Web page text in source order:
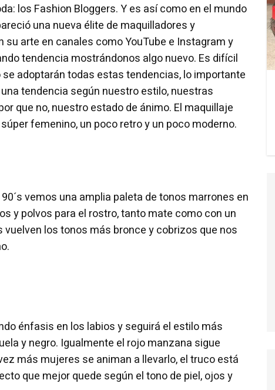
los Fashion Bloggers. Y es así como en el mundo
una nueva élite de maquilladores y
arte en canales como YouTube e Instagram y
tendencia mostrándonos algo nuevo. Es difícil
adoptarán todas estas tendencias, lo importante
tendencia según nuestro estilo, nuestras
que no, nuestro estado de ánimo. El maquillaje
femenino, un poco retro y un poco moderno.
vemos una amplia paleta de tonos marrones en
y polvos para el rostro, tanto mate como con un
vuelven los tonos más bronce y cobrizos que nos
énfasis en los labios y seguirá el estilo más
y negro. Igualmente el rojo manzana sigue
más mujeres se animan a llevarlo, el truco está
que mejor quede según el tono de piel, ojos y